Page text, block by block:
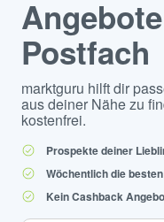
Postfach
marktguru hilft dir
aus deiner Nähe zu
kostenfrei.
Prospekte deiner
Wöchentlich die
Kein Cashback